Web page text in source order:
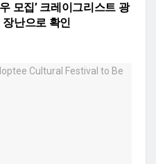
모집’ 크레이그리스트 광
난으로 확인